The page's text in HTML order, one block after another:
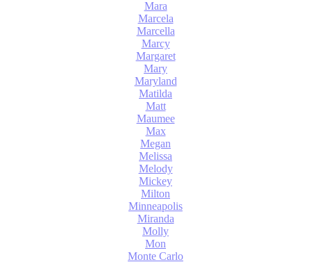
Mara
Marcela
Marcella
Marcy
Margaret
Mary
Maryland
Matilda
Matt
Maumee
Max
Megan
Melissa
Melody
Mickey
Milton
Minneapolis
Miranda
Molly
Mon
Monte Carlo